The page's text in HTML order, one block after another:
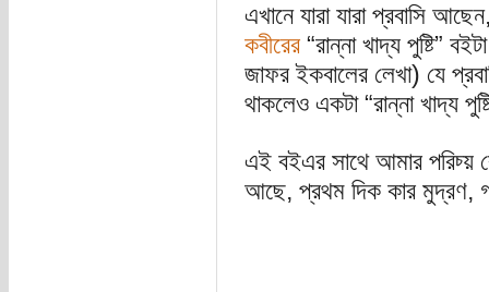
এখানে যারা যারা প্রবাসি
কবীরের“রান্না খাদ্য পুষ্টি”
জাফর ইকবালের লেখা) যে
থাকলেও একটা “রান্না খাদ্য
এই বইএর সাথে আমার পরিচ্য়
আছে, প্রথম দিক কার মুদ্রণ,